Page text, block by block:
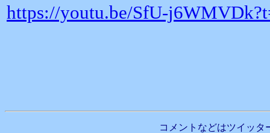
https://youtu.be/SfU-
コメントなどはツイッタ